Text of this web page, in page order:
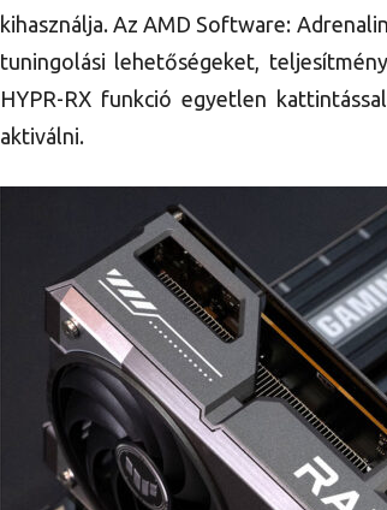
kihasználja. Az AMD Software:
tuningolási lehetőségeket,
HYPR-RX funkció egyetlen
aktiválni.